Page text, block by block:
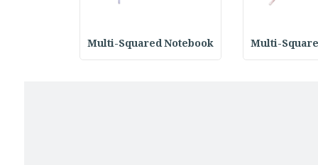
Multi-
Multi-Squared Notebook